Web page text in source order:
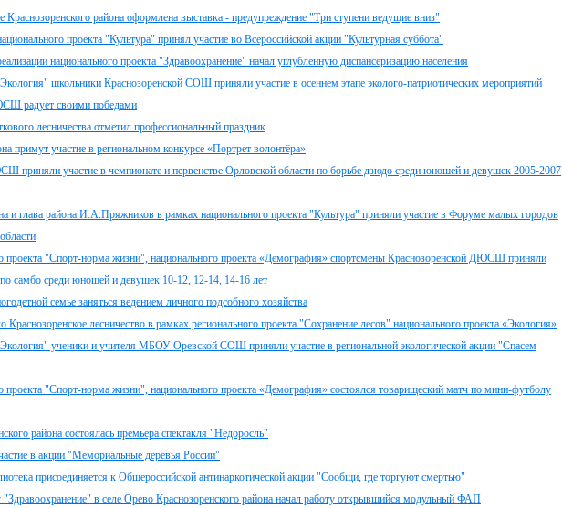
Краснозоренского района оформлена выставка - предупреждение "Три ступени ведущие вниз"
проекта "Культура" принял участие во Всероссийской акции "Культурная суббота"
национального проекта "Здравоохранение" начал углубленную диспансеризацию населения
школьники Краснозоренской СОШ приняли участие в осеннем этапе эколого-патриотических мероприятий
радует своими победами
лесничества отметил профессиональный праздник
примут участие в региональном конкурсе «Портрет волонтёра»
приняли участие в чемпионате и первенстве Орловской области по борьбе дзюдо среди юношей и девушек 2005-2007
и глава района И.А.Пряжников в рамках национального проекта "Культура" приняли участие в Форуме малых городов
проекта "Спорт-норма жизни", национального проекта «Демография» спортсмены Краснозоренской ДЮСШ приняли
по самбо среди юношей и девушек 10-12, 12-14, 14-16 лет
семье заняться ведением личного подсобного хозяйства
лесничество в рамках регионального проекта "Сохранение лесов" национального проекта «Экология»
ученики и учителя МБОУ Оревской СОШ приняли участие в региональной экологической акции "Спасем
проекта "Спорт-норма жизни", национального проекта «Демография» состоялся товарищеский матч по мини-футболу
района состоялась премьера спектакля "Недоросль"
в акции "Мемориальные деревья России"
присоединяется к Общероссийской антинаркотической акции "Сообщи, где торгуют смертью"
"Здравоохранение" в селе Орево Краснозоренского района начал работу открывшийся модульный ФАП